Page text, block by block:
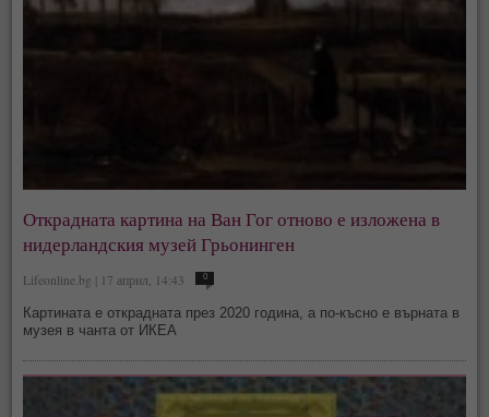
Открадната картина на Ван Гог отново е изложена в
нидерландския музей Грьонинген
Lifeonline.bg | 17 април, 14:43 0
Картината е открадната през 2020 година, а по-късно е върната в
музея в чанта от ИКЕА